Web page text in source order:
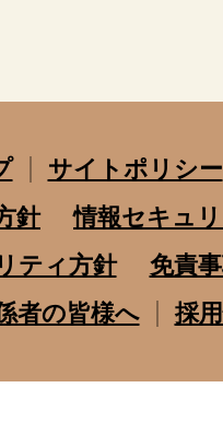
サイトポリシー
針
情報セキュ
ティ方針
免責
者の皆様へ
採